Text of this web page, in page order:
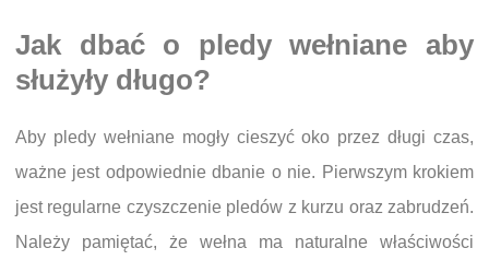
Jak dbać o pledy wełniane aby
służyły długo?
Aby pledy wełniane mogły cieszyć oko przez długi czas,
ważne jest odpowiednie dbanie o nie. Pierwszym krokiem
jest regularne czyszczenie pledów z kurzu oraz zabrudzeń.
Należy pamiętać, że wełna ma naturalne właściwości